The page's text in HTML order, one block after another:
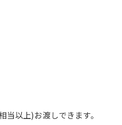
以上)お渡しできます。